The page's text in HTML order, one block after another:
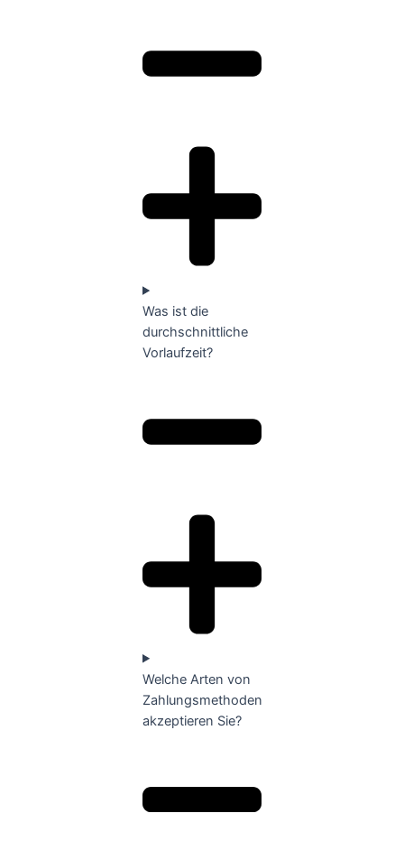
Was ist die
durchschnittliche
Vorlaufzeit?
Welche Arten von
Zahlungsmethoden
akzeptieren Sie?